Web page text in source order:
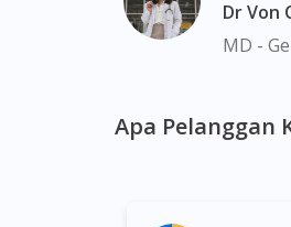
Marina,
Valley,
Tengah, Upper
Dr Von
MD -
Apa Pelanggan